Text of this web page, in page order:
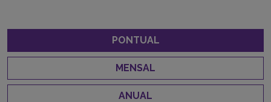
PONTUAL
MENSAL
ANUAL